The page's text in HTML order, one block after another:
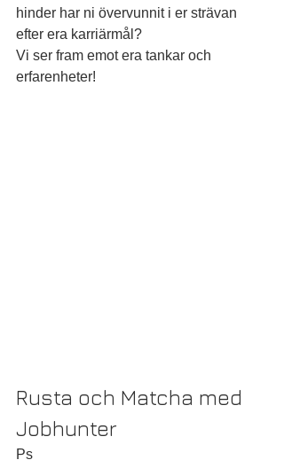
hinder har ni övervunnit i er strävan
efter era karriärmål?
Vi ser fram emot era tankar och
erfarenheter!
Rusta och Matcha med
Jobhunter
Ps